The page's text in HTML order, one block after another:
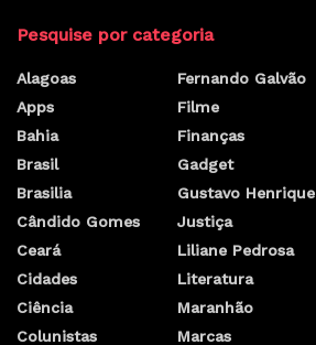
Pesquise por categoria
Alagoas
Apps
Bahia
Brasil
Brasilia
Cândido Gomes
Ceará
Cidades
Ciência
Colunistas
Fernando Galvão
Filme
Finanças
Gadget
Gustavo Henrique
Justiça
Liliane Pedrosa
Literatura
Maranhão
Marcas